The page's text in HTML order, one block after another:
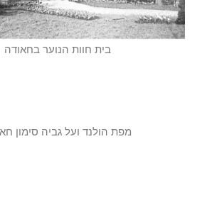
בית חוות הנוער בחאודה
מפת הולנד ועל גביה סימון